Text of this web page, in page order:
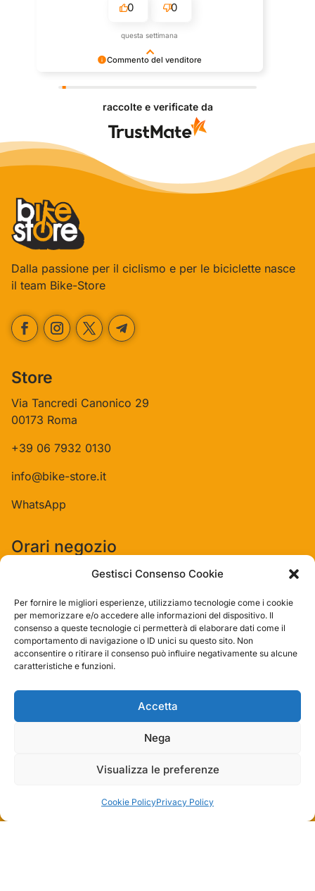
Gestisci Consenso Cookie
Per fornire le migliori esperienze, utilizziamo tecnologie come i cookie
per memorizzare e/o accedere alle informazioni del dispositivo. Il
consenso a queste tecnologie ci permetterà di elaborare dati come il
comportamento di navigazione o ID unici su questo sito. Non
acconsentire o ritirare il consenso può influire negativamente su alcune
caratteristiche e funzioni.
Accetta
Nega
Visualizza le preferenze
Cookie PolicyPrivacy Policy
Commento del venditore
servizio giusto a clienti così fantastici. Grazie
0 0
questa settimana
raccolte e verificate da
Dalla passione per il ciclismo e per le biciclette nasce
il team Bike-Store
Store
Via Tancredi Canonico 29
00173 Roma
+39 06 7932 0130
info@bike-store.it
WhatsApp
Orari negozio
Dom: chiuso
Servizi
Easy Ride
30gg0rischi
Valutazione usato